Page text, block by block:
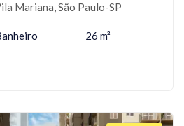
Mariana, São Paulo-SP
26 m²